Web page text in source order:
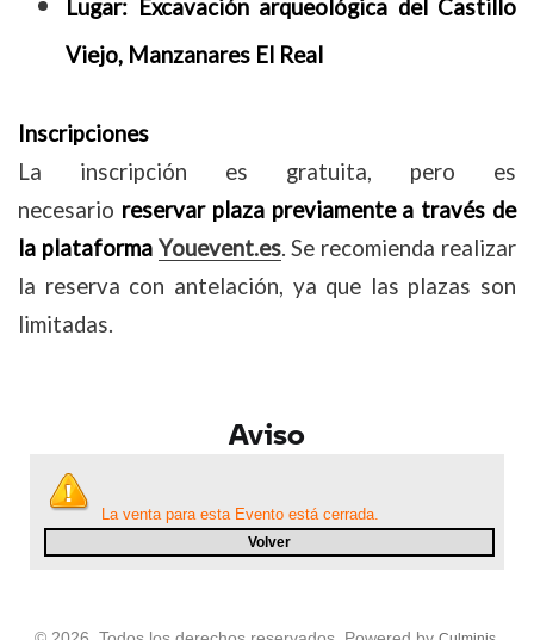
Lugar: Excavación arqueológica del Castillo
Viejo, Manzanares El Real
Inscripciones
La inscripción es gratuita, pero es
necesario reservar plaza previamente a través de
la plataforma Youevent.es. Se recomienda realizar
la reserva con antelación, ya que las plazas son
limitadas.